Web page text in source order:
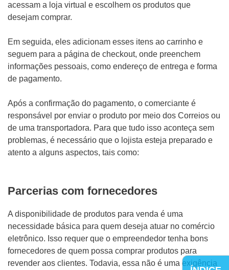
acessam a loja virtual e escolhem os produtos que
desejam comprar.
Em seguida, eles adicionam esses itens ao carrinho e
seguem para a página de checkout, onde preenchem
informações pessoais, como endereço de entrega e forma
de pagamento.
Após a confirmação do pagamento, o comerciante é
responsável por enviar o produto por meio dos Correios ou
de uma transportadora. Para que tudo isso aconteça sem
problemas, é necessário que o lojista esteja preparado e
atento a alguns aspectos, tais como:
Parcerias com fornecedores
A disponibilidade de produtos para venda é uma
necessidade básica para quem deseja atuar no comércio
eletrônico. Isso requer que o empreendedor tenha bons
fornecedores de quem possa comprar produtos para
revender aos clientes. Todavia, essa não é uma exigência